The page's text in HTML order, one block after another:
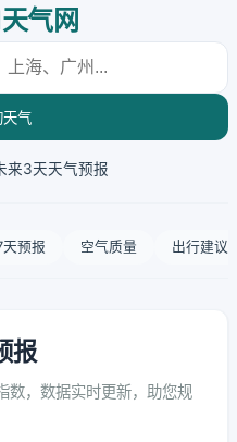
气网
气
来3天天气预报
天预报 空气质量 出行建议
报
数，数据实时更新，助您规